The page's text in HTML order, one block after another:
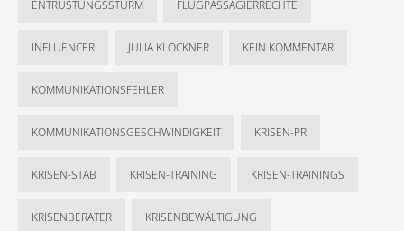
ENTRÜSTUNGSSTURM FLUGPASSAGIERRECHTE
INFLUENCER JULIA KLÖCKNER KEIN KOMMENTAR
KOMMUNIKATIONSFEHLER
KOMMUNIKATIONSGESCHWINDIGKEIT KRISEN-PR
KRISEN-STAB KRISEN-TRAINING KRISEN-TRAININGS
KRISENBERATER KRISENBEWÄLTIGUNG